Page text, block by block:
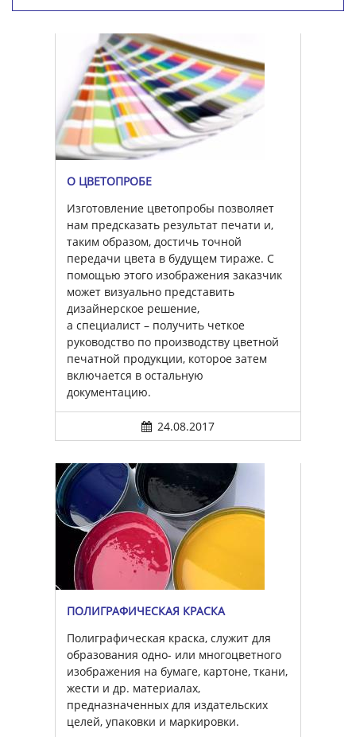
О ЦВЕТОПРОБЕ
Изготовление цветопробы позволяет
нам предсказать результат печати и,
таким образом, достичь точной
передачи цвета в будущем тираже. С
помощью этого изображения заказчик
может визуально представить
дизайнерское решение,
а специалист – получить четкое
руководство по производству цветной
печатной продукции, которое затем
включается в остальную
документацию.
24.08.2017
ПОЛИГРАФИЧЕСКАЯ КРАСКА
Полиграфическая краска, служит для
образования одно- или многоцветного
изображения на бумаге, картоне, ткани,
жести и др. материалах,
предназначенных для издательских
целей, упаковки и маркировки.